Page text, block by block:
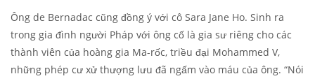
Ông de Bernadac cũng đồng ý với cô Sara Jane Ho. Sinh ra
trong gia đình người Pháp với ông cố là gia sư riêng cho các
thành viên của hoàng gia Ma-rốc, triều đại Mohammed V,
những phép cư xử thượng lưu đã ngấm vào máu của ông. “Nói